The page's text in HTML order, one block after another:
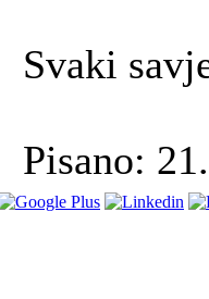
Svaki
Pisano: